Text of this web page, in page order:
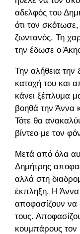
αδελφός του
ότι τον
ζωντανός. Τη
την έδωσε ο
Την αλήθεια την
κατοχή του και
κάνει ξέπλυμα
βοηθά την Άννα
Τότε θα
βίντεο με τον
Μετά από όλα
Δημήτρης
αλλά στη
έκπληξη. Η Άννα
αποφασίζουν να
τους.
κουμπάρους τον